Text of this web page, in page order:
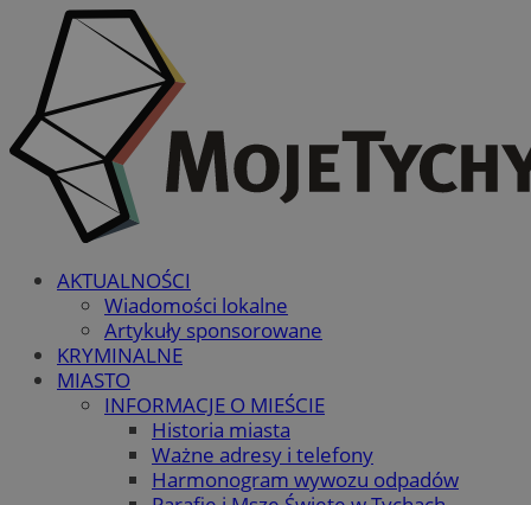
AKTUALNOŚCI
Wiadomości lokalne
Artykuły sponsorowane
KRYMINALNE
MIASTO
INFORMACJE O MIEŚCIE
Historia miasta
Ważne adresy i telefony
Harmonogram wywozu odpadów